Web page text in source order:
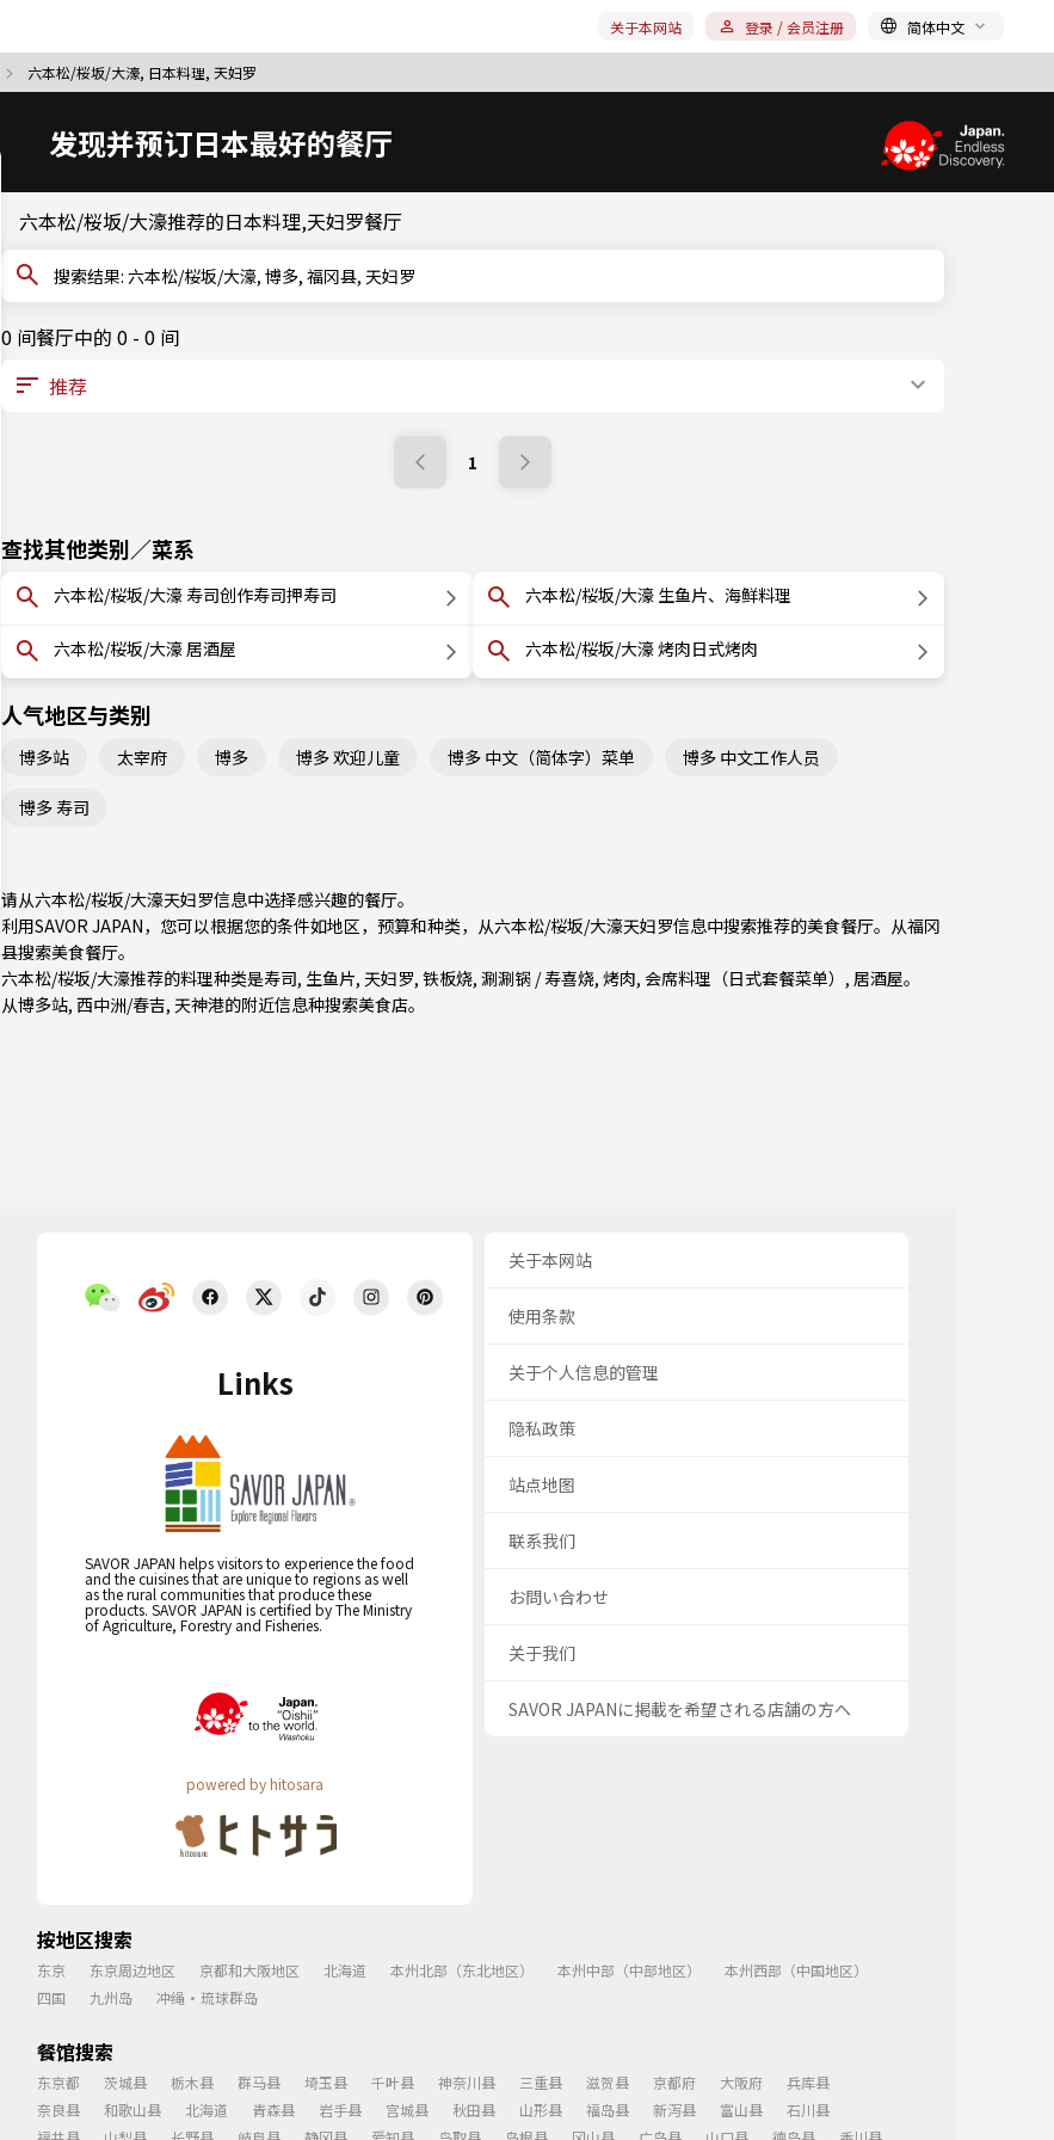
六本松/桜坂/大濠, 日本料理, 天妇罗
关于本网站 登录 / 会员注册 简体中文
发现并预订日本最好的餐厅
六本松/桜坂/大濠推荐的日本料理,天妇罗餐厅
搜索结果: 六本松/桜坂/大濠, 博多, 福冈县, 天妇罗
0 间餐厅中的 0 - 0 间
1
查找其他类别／菜系
六本松/桜坂/大濠 寿司创作寿司押寿司
六本松/桜坂/大濠 居酒屋
六本松/桜坂/大濠 生鱼片、海鲜料理
六本松/桜坂/大濠 烤肉日式烤肉
人气地区与类别
博多站 太宰府 博多 博多 欢迎儿童 博多 中文（简体字）菜单 博多 中文工作人员
博多 寿司
请从六本松/桜坂/大濠天妇罗信息中选择感兴趣的餐厅。
利用SAVOR JAPAN，您可以根据您的条件如地区，预算和种类，从六本松/桜坂/大濠天妇罗信息中搜索推荐的美食餐厅。从福冈
县搜索美食餐厅。
六本松/桜坂/大濠推荐的料理种类是寿司, 生鱼片, 天妇罗, 铁板烧, 涮涮锅 / 寿喜烧, 烤肉, 会席料理（日式套餐菜单） , 居酒屋。
从博多站, 西中洲/春吉, 天神港的附近信息种搜索美食店。
Links
SAVOR JAPAN helps visitors to experience the food
and the cuisines that are unique to regions as well
as the rural communities that produce these
products. SAVOR JAPAN is certified by The Ministry
of Agriculture, Forestry and Fisheries.
powered by hitosara
关于本网站
使用条款
关于个人信息的管理
隐私政策
站点地图
联系我们
お問い合わせ
关于我们
SAVOR JAPANに掲載を希望される店舗の方へ
按地区搜索
东京 东京周边地区 京都和大阪地区 北海道 本州北部（东北地区） 本州中部（中部地区）
本州西部（中国地区）
四国
九州岛 冲绳・琉球群岛
餐馆搜索
东京都 茨城县 栃木县 群马县 埼玉县 千叶县 神奈川县 三重县 滋贺县 京都府 大阪府
兵库县
奈良县
和歌山县 北海道 青森县 岩手县 宫城县 秋田县 山形县 福岛县 新泻县 富山县
石川县